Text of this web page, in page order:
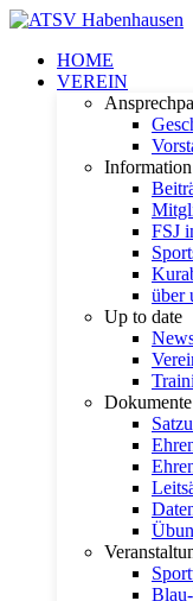
HOME
VEREIN
Information
FSJ
über
Up to date
Dokumente